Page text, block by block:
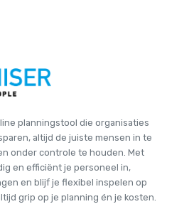
plannings­tool die organisaties
altijd de juiste mensen in te
onder controle te houden. Met
en efficiënt je personeel in,
en blijf je flexibel inspelen op
grip op je planning én je kosten.